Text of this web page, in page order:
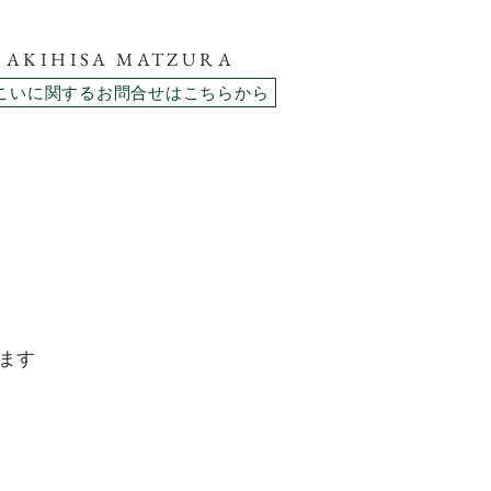
AKIHISA MATZURA
いに関するお問合せはこちらから
す